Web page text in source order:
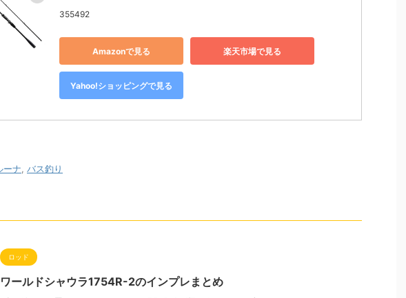
355492
Amazonで見る 楽天市場で見る
Yahoo!ショッピングで見る
ーナ バス釣り
ロッド
ワールドシャウラ1754R-2のインプレまとめ